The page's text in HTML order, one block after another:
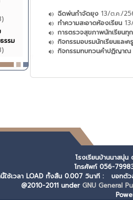
รรม
ฉีดพ่นกำจัดยุง 13/ต.ค./
ทำความสะอาดห้องเรียน
การตรวจสุขภาพนักเรียนทุ
กิจกรรมอบรมนักเรียนและ
กิจกรรมทบทวนคำปฏิญาณ
โรงเรียนบ้านนาสนุ่
โทรศัพท์ 056-
ใช้เวลา LOAD ทั้งสิ้น 0.007 วินาที : บอทตัว
@2010-2011 under GNU General